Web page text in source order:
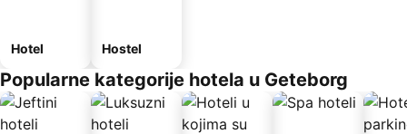
Hotel Hostel
Popularne kategorije hotela u Geteborg